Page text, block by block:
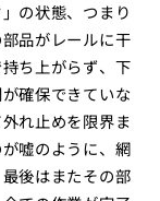
の状態、つまり
品がレールに干
ち上がらず、下
確保できていな
れ止めを限界ま
嘘のように、網
後はまたその部